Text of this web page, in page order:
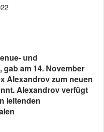
und
am 14. November
Alexandrov zum neuen
Alexandrov verfügt
leitenden